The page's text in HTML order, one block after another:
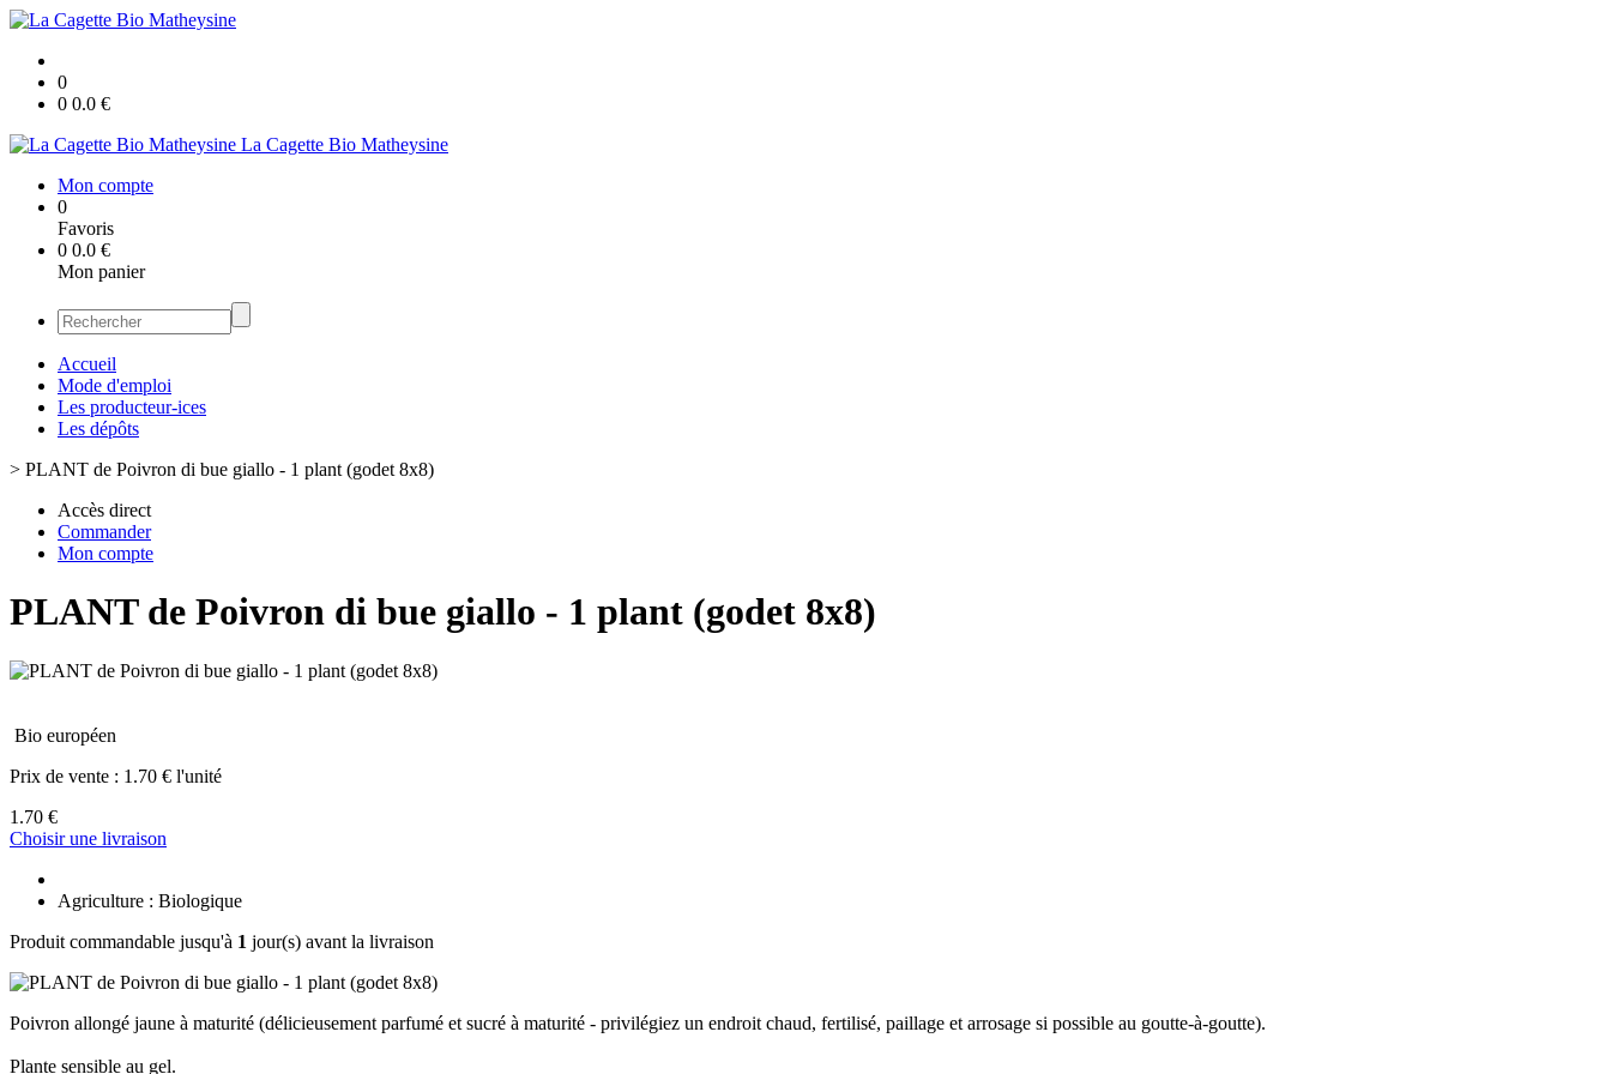
0
0 0.0 €
La Cagette Bio Matheysine
Mon compte
0
Favoris
0 0.0 €
Mon panier
Accueil
Mode d'emploi
Les producteur-ices
Les dépôts
> PLANT de Poivron di bue giallo - 1 plant (godet 8x8)
Accès direct
Commander
Mon compte
PLANT de Poivron di bue giallo - 1 plant (godet 8x8)
Bio européen
Prix de vente : 1.70 € l'unité
1.70 €
Choisir une livraison
Agriculture : Biologique
Produit commandable jusqu'à 1 jour(s) avant la livraison
Poivron allongé jaune à maturité (délicieusement parfumé et sucré à maturité - privilégiez un endroit chaud, fertilisé, paillage et arrosage si possible au goutte-à-goutte).
Plante sensible au gel.